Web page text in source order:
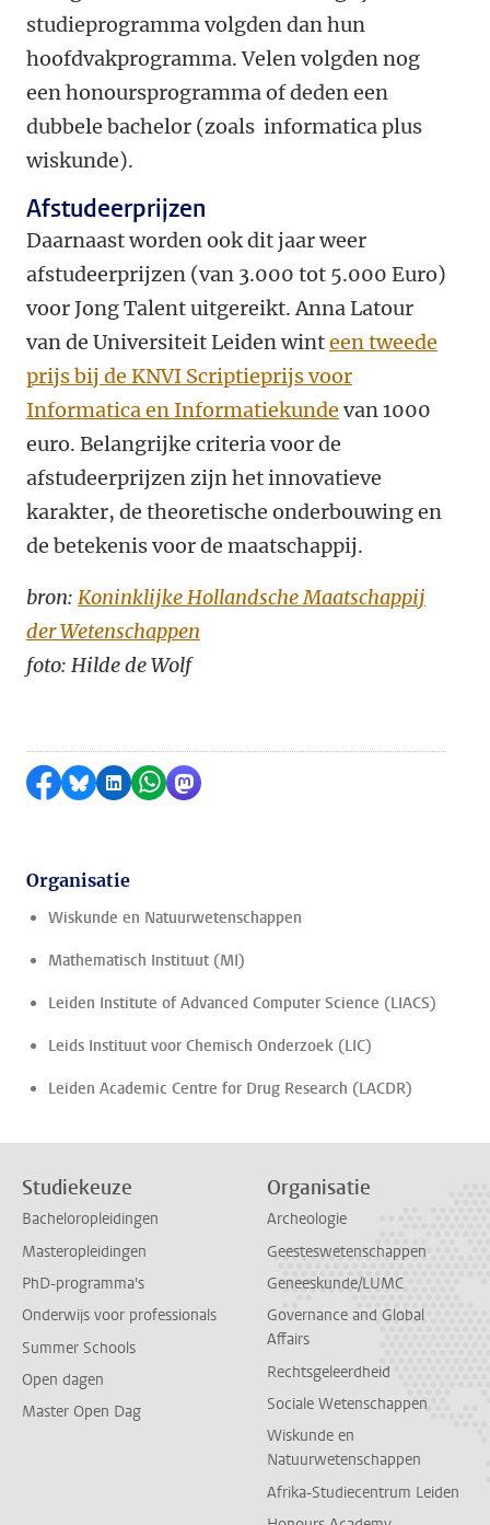
studieprogramma volgden dan hun
hoofdvakprogramma. Velen volgden nog
een honoursprogramma of deden een
dubbele bachelor (zoals informatica plus
wiskunde).
Afstudeerprijzen
Daarnaast worden ook dit jaar weer
afstudeerprijzen (van 3.000 tot 5.000 Euro)
voor Jong Talent uitgereikt. Anna Latour
van de Universiteit Leiden winteen tweede
prijs bij de KNVI Scriptieprijs voor
Informatica en Informatiekunde van 1000
euro. Belangrijke criteria voor de
afstudeerprijzen zijn het innovatieve
karakter, de theoretische onderbouwing en
de betekenis voor de maatschappij.
bron: Koninklijke Hollandsche Maatschappij
der Wetenschappen
foto: Hilde de Wolf
Delen op Facebook
Delen via Bluesky
Delen op LinkedIn
Delen via WhatsApp
Delen via Mastodon
Organisatie
Wiskunde en Natuurwetenschappen
Mathematisch Instituut (MI)
Leiden Institute of Advanced Computer Science (LIACS)
Leids Instituut voor Chemisch Onderzoek (LIC)
Leiden Academic Centre for Drug Research (LACDR)
Studiekeuze
Bacheloropleidingen
Masteropleidingen
PhD-programma's
Onderwijs voor professionals
Summer Schools
Open dagen
Master Open Dag
Organisatie
Archeologie
Geesteswetenschappen
Geneeskunde/LUMC
Governance and Global
Affairs
Rechtsgeleerdheid
Sociale Wetenschappen
Wiskunde en
Natuurwetenschappen
Afrika-Studiecentrum Leiden